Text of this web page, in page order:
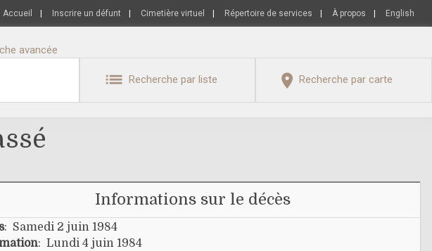
Accueil Inscrire un défunt Cimetière virtuel Répertoire de services À propos English
avancée
Recherche par liste Recherche par carte
Informations sur le décès
: Samedi 2 juin 1984
: Lundi 4 juin 1984